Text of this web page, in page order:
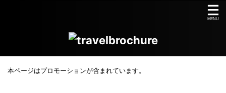
本ページはプロモーションが含まれています。